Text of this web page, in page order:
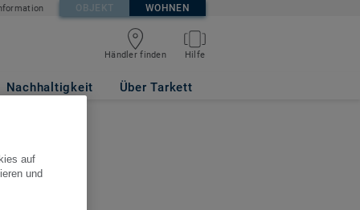
OBJEKT WOHNEN
Händler finden Hilfe
Nachhaltigkeit Über Tarkett
auf
und